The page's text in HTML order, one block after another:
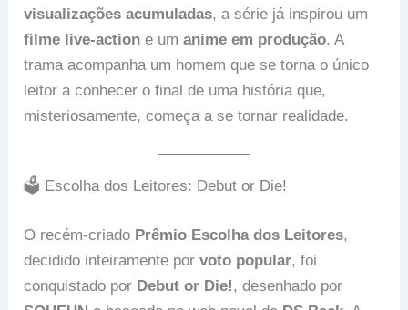
visualizações acumuladas, a série já inspirou um
filme live-action e umanime em produção. A
trama acompanha um homem que se torna o único
leitor a conhecer o final de uma história que,
misteriosamente, começa a se tornar realidade.
🗳️ Escolha dos Leitores: Debut or Die!
O recém-criado Prêmio Escolha dos Leitores,
decidido inteiramente porvoto popular, foi
conquistado por Debut or Die!, desenhado por